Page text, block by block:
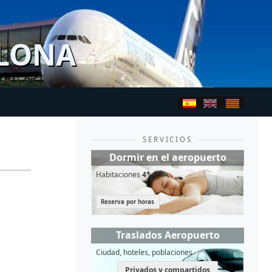
SERVICIOS
Dormir en el aeropuerto
Habitaciones4*
Reserva por horas
Traslados Aeropuerto
Ciudad, hoteles, poblaciones